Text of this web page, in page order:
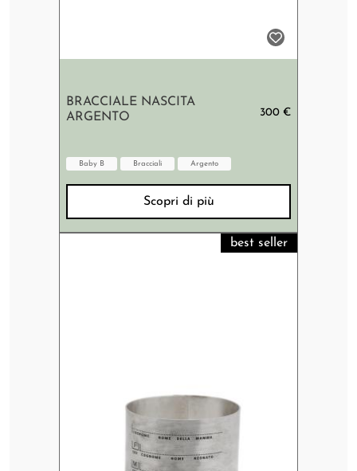
BRACCIALE NASCITA
ARGENTO
300 €
Baby B Bracciali Argento
Scopri di più
best seller